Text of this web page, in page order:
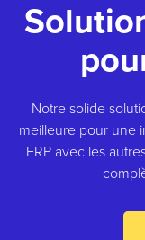
Notre solide
meilleure pour une
ERP avec les